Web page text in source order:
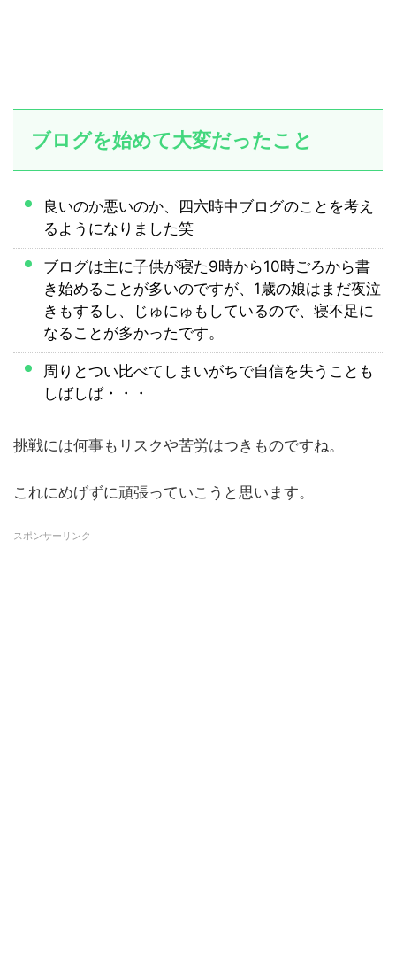
ブログを始めて大変だったこと
良いのか悪いのか、四六時中ブログのことを考え
るようになりました笑
ブログは主に子供が寝た9時から10時ごろから書
き始めることが多いのですが、1歳の娘はまだ夜泣
きもするし、じゅにゅもしているので、寝不足に
なることが多かったです。
周りとつい比べてしまいがちで自信を失うことも
しばしば・・・
挑戦には何事もリスクや苦労はつきものですね。
これにめげずに頑張っていこうと思います。
スポンサーリンク